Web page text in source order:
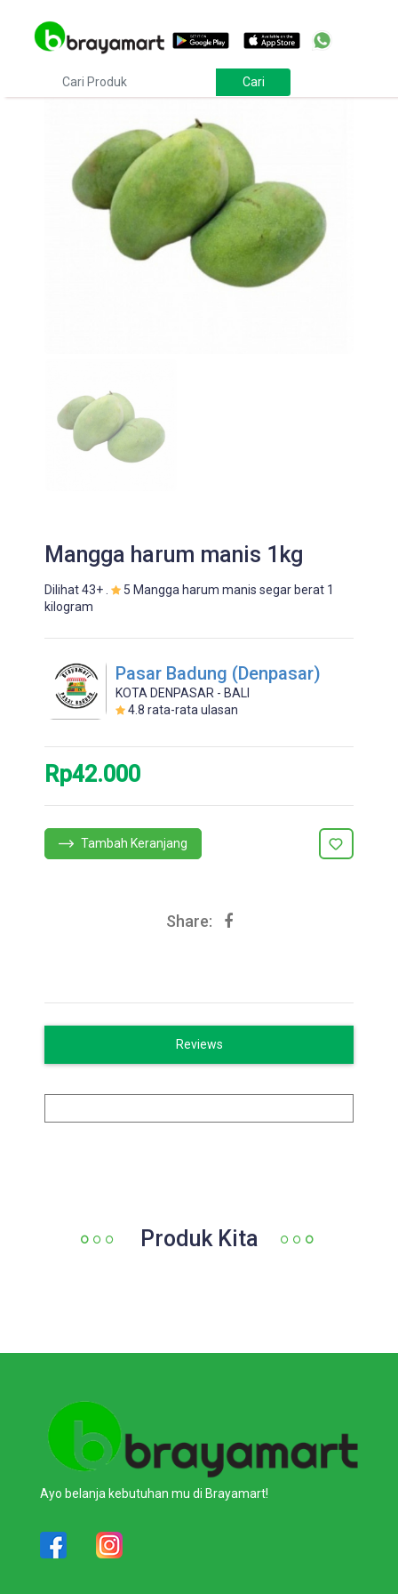
Mangga harum manis 1kg
Dilihat 43+ .
5 Mangga harum manis segar berat 1
kilogram
Pasar Badung (Denpasar)
KOTA DENPASAR - BALI
4.8 rata-rata ulasan
Rp42.000
Tambah Keranjang
Share:
Reviews
Produk Kita
Ayo belanja kebutuhan mu di Brayamart!